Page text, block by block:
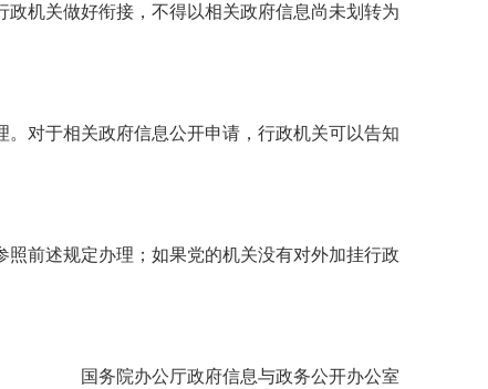
机关做好衔接，不得以相关政府信息尚未划转为
对于相关政府信息公开申请，行政机关可以告知
前述规定办理；如果党的机关没有对外加挂行政
国务院办公厅政府信息与政务公开办公室